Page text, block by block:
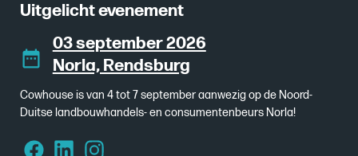
Uitgelicht evenement
03 september 2026
Norla, Rendsburg
Cowhouse is van 4 tot 7 september aanwezig op de Noord-
Duitse landbouwhandels- en consumentenbeurs Norla!